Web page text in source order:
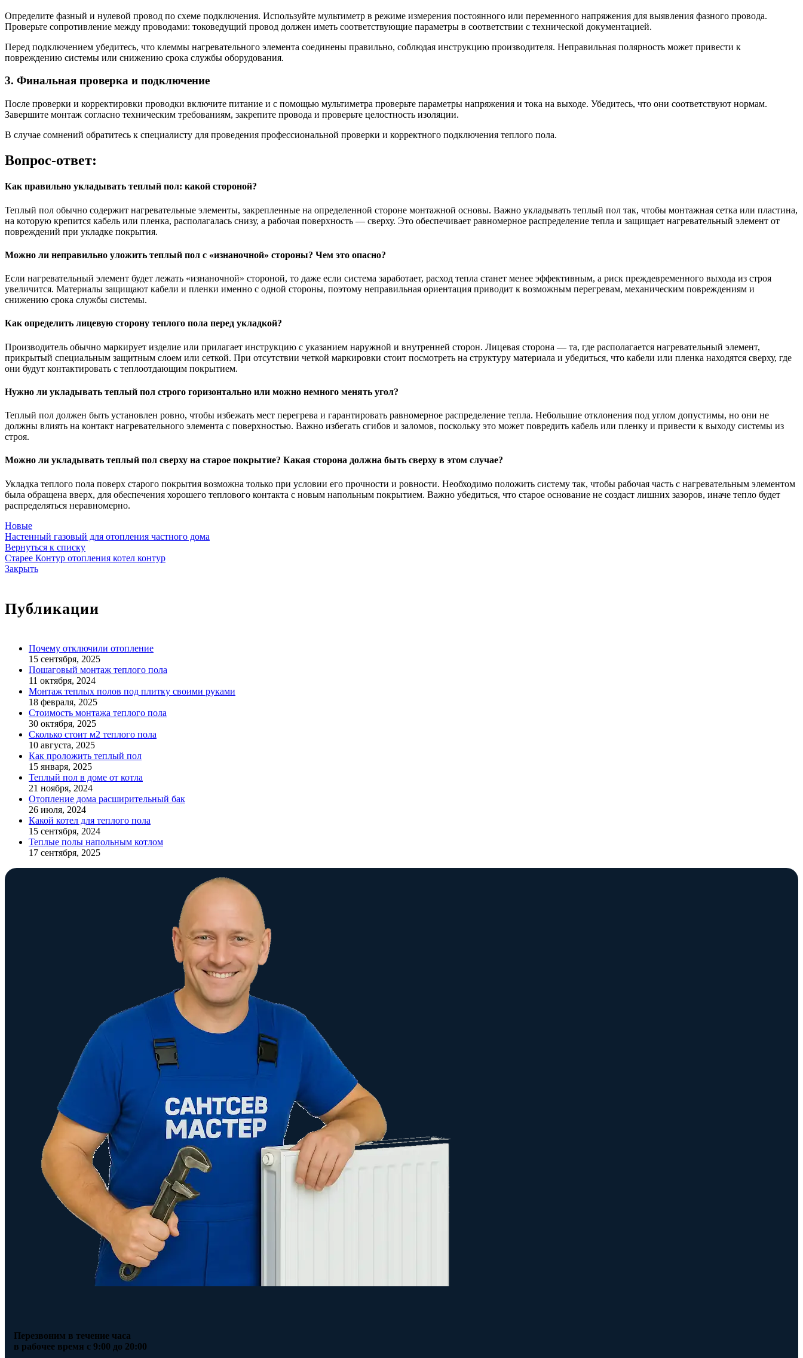
Определите фазный и нулевой провод по схеме подключения. Используйте мультиметр в режиме измерения постоянного или переменного напряжения для выявления фазного провода.
Проверьте сопротивление между проводами: токоведущий провод должен иметь соответствующие параметры в соответствии с технической документацией.
Перед подключением убедитесь, что клеммы нагревательного элемента соединены правильно, соблюдая инструкцию производителя. Неправильная полярность может привести к
повреждению системы или снижению срока службы оборудования.
3. Финальная проверка и подключение
После проверки и корректировки проводки включите питание и с помощью мультиметра проверьте параметры напряжения и тока на выходе. Убедитесь, что они соответствуют нормам.
Завершите монтаж согласно техническим требованиям, закрепите провода и проверьте целостность изоляции.
В случае сомнений обратитесь к специалисту для проведения профессиональной проверки и корректного подключения теплого пола.
Вопрос-ответ:
Как правильно укладывать теплый пол: какой стороной?
Теплый пол обычно содержит нагревательные элементы, закрепленные на определенной стороне монтажной основы. Важно укладывать теплый пол так, чтобы монтажная сетка или пластина,
на которую крепится кабель или пленка, располагалась снизу, а рабочая поверхность — сверху. Это обеспечивает равномерное распределение тепла и защищает нагревательный элемент от
повреждений при укладке покрытия.
Можно ли неправильно уложить теплый пол с «изнаночной» стороны? Чем это опасно?
Если нагревательный элемент будет лежать «изнаночной» стороной, то даже если система заработает, расход тепла станет менее эффективным, а риск преждевременного выхода из строя
увеличится. Материалы защищают кабели и пленки именно с одной стороны, поэтому неправильная ориентация приводит к возможным перегревам, механическим повреждениям и
снижению срока службы системы.
Как определить лицевую сторону теплого пола перед укладкой?
Производитель обычно маркирует изделие или прилагает инструкцию с указанием наружной и внутренней сторон. Лицевая сторона — та, где располагается нагревательный элемент,
прикрытый специальным защитным слоем или сеткой. При отсутствии четкой маркировки стоит посмотреть на структуру материала и убедиться, что кабели или пленка находятся сверху, где
они будут контактировать с теплоотдающим покрытием.
Нужно ли укладывать теплый пол строго горизонтально или можно немного менять угол?
Теплый пол должен быть установлен ровно, чтобы избежать мест перегрева и гарантировать равномерное распределение тепла. Небольшие отклонения под углом допустимы, но они не
должны влиять на контакт нагревательного элемента с поверхностью. Важно избегать сгибов и заломов, поскольку это может повредить кабель или пленку и привести к выходу системы из
строя.
Можно ли укладывать теплый пол сверху на старое покрытие? Какая сторона должна быть сверху в этом случае?
Укладка теплого пола поверх старого покрытия возможна только при условии его прочности и ровности. Необходимо положить систему так, чтобы рабочая часть с нагревательным элементом
была обращена вверх, для обеспечения хорошего теплового контакта с новым напольным покрытием. Важно убедиться, что старое основание не создаст лишних зазоров, иначе тепло будет
распределяться неравномерно.
Новые
Настенный газовый для отопления частного дома
Вернуться к списку
Старее Контур отопления котел контур
Закрыть
Публикации
Почему отключили отопление
15 сентября, 2025
Пошаговый монтаж теплого пола
11 октября, 2024
Монтаж теплых полов под плитку своими руками
18 февраля, 2025
Стоимость монтажа теплого пола
30 октября, 2025
Сколько стоит м2 теплого пола
10 августа, 2025
Как проложить теплый пол
15 января, 2025
Теплый пол в доме от котла
21 ноября, 2024
Отопление дома расширительный бак
26 июля, 2024
Какой котел для теплого пола
15 сентября, 2024
Теплые полы напольным котлом
17 сентября, 2025
Перезвоним в течение часа
в рабочее время с 9:00 до 20:00